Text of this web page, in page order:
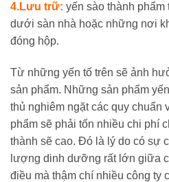
4.Lưu trữ: yến sào thành
dưới sàn nhà hoặc những nơi
đóng hộp.
Từ những yến tố trên sẽ ảnh
sản phẩm. Những sản phẩm
thủ nghiêm ngặt các quy chuẩn
phẩm sẽ phải tốn nhiều chi phí
thành sẽ cao. Đó là lý do có sự
lượng dinh dưỡng rất lớn giữa
điều mà thậm chí nhiều công ty